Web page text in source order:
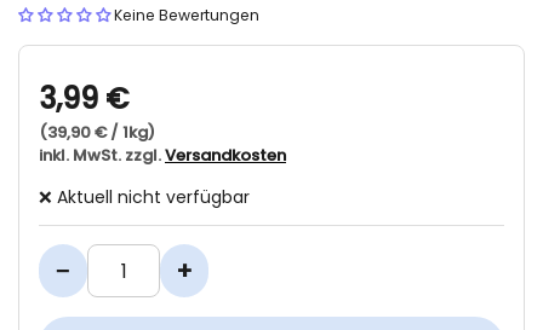
Keine Bewertungen
3,99 €
(39,90 € / 1kg)
inkl. MwSt. zzgl.Versandkosten
❌ Aktuell nicht verfügbar
− +